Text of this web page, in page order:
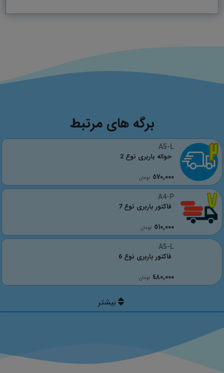
برگه های مرتبط
A5-L
٥٧٠,٠٠٠ تومان
حواله باربری نوع 2
A4-P
٥١٠,٠٠٠ تومان
فاکتور باربری نوع 7
A5-L
٤٨٠,٠٠٠ تومان
فاکتور باربری نوع 6